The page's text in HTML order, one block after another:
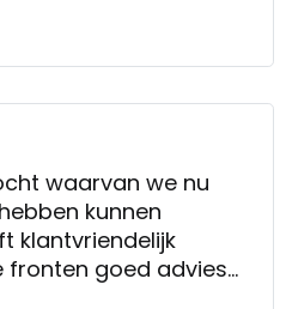
waarvan we nu
kunnen
fronten goed advies